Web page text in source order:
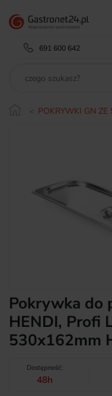
691 600 642
POKRYWKI GN ZE
Pokrywka do
HENDI, Profi
530x162mm
Dostępność:
48h